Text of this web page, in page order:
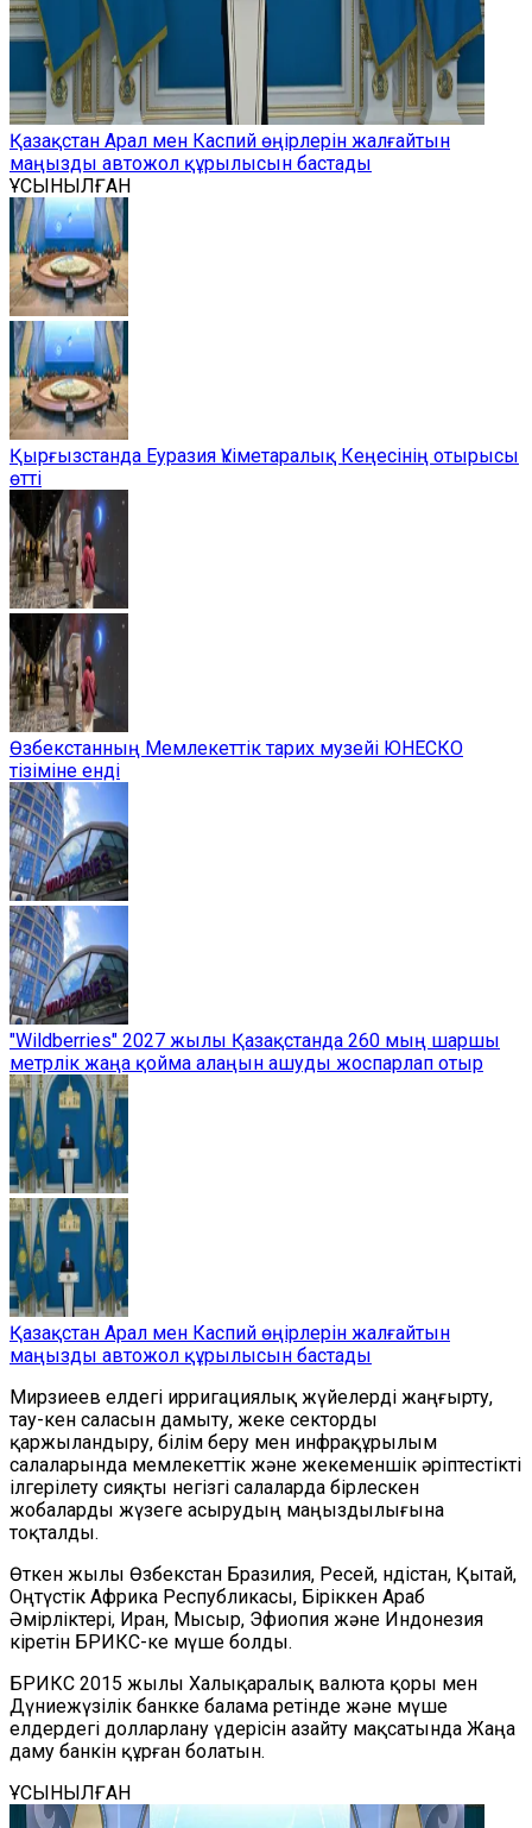
Қазақстан Арал мен Каспий өңірлерін жалғайтын
маңызды автожол құрылысын бастады
ҰСЫНЫЛҒАН
Қырғызстанда Еуразия Үкіметаралық Кеңесінің отырысы
өтті
Өзбекстанның Мемлекеттік тарих музейі ЮНЕСКО
тізіміне енді
"Wildberries" 2027 жылы Қазақстанда 260 мың шаршы
метрлік жаңа қойма алаңын ашуды жоспарлап отыр
Қазақстан Арал мен Каспий өңірлерін жалғайтын
маңызды автожол құрылысын бастады
Мирзиеев елдегі ирригациялық жүйелерді жаңғырту,
тау-кен саласын дамыту, жеке секторды
қаржыландыру, білім беру мен инфрақұрылым
салаларында мемлекеттік және жекеменшік әріптестікті
ілгерілету сияқты негізгі салаларда бірлескен
жобаларды жүзеге асырудың маңыздылығына
тоқталды.
Өткен жылы Өзбекстан Бразилия, Ресей, Үндістан, Қытай,
Оңтүстік Африка Республикасы, Біріккен Араб
Әмірліктері, Иран, Мысыр, Эфиопия және Индонезия
кіретін БРИКС-ке мүше болды.
БРИКС 2015 жылы Халықаралық валюта қоры мен
Дүниежүзілік банкке балама ретінде және мүше
елдердегі долларлану үдерісін азайту мақсатында Жаңа
даму банкін құрған болатын.
ҰСЫНЫЛҒАН